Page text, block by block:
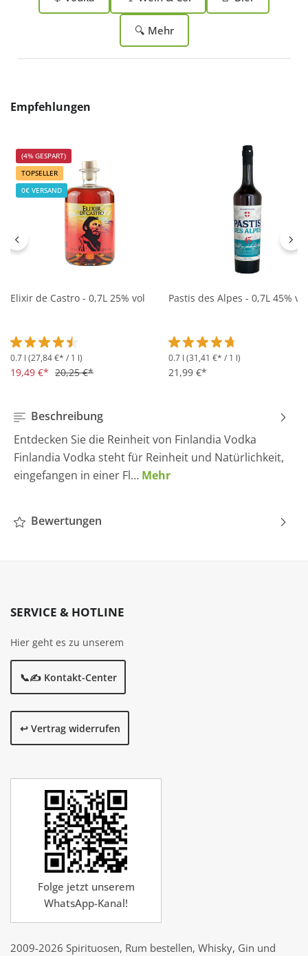
🔍 Mehr
Produktgalerie überspringen
Empfehlungen
(4% GESPART)
TOPSELLER
0€ VERSAND
Elixir de Castro - 0,7L 25% vol
Durchschnittliche Bewertung von 4.5 von 5 Sternen
0.7 l (27,84 €* / 1 l)
19,49 €* 20,25 €*
Pastis des Alpes - 0,7L 45% vol
Durchschnittliche
0.7 l (31,41 €* / 1 l)
21,99 €*
Beschreibung
Entdecken Sie die Reinheit von Finlandia Vodka
Finlandia Vodka steht für Reinheit und Natürlichkeit,
eingefangen in einer Fl… Mehr
Bewertungen
SERVICE & HOTLINE
Hier geht es zu unserem
📞✍️ Kontakt-Center
↩️ Vertrag widerrufen
Folge jetzt unserem
WhatsApp-Kanal!
2009-2026 Spirituosen, Rum bestellen, Whisky, Gin und